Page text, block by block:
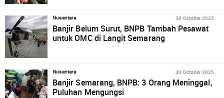
Nusantara 30 October 2025
Banjir Belum Surut, BNPB Tambah Pesawat
untuk OMC di Langit Semarang
Nusantara 30 October 2025
Banjir Semarang, BNPB: 3 Orang Meninggal,
Puluhan Mengungsi